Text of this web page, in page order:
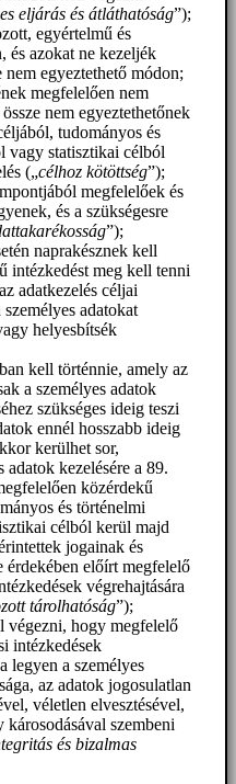
eljárás és átláthatóság”);
egyértelmű és
és azokat ne kezeljék
egyeztethető módon;
megfelelően nem
nem egyeztethetőnek
tudományos és
vagy statisztikai célból
(„célhoz kötöttség”);
megfelelőek és
és a szükségesre
”);
naprakésznek kell
intézkedést meg kell tenni
adatkezelés céljai
adatokat
helyesbítsék
kell történnie, amely az
a személyes adatok
szükséges ideig teszi
ennél hosszabb ideig
kerülhet sor,
adatok kezelésére a 89.
közérdekű
és történelmi
célból kerül majd
jogainak és
érdekében előírt megfelelő
végrehajtására
tárolhatóság”);
végezni, hogy megfelelő
intézkedések
legyen a személyes
az adatok jogosulatlan
véletlen elvesztésével,
károsodásával szembeni
és bizalmas